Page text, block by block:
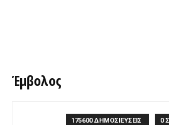
Έμβολος
175600 ΔΗΜΟΣΙΕΥΣΕΙΣ 0